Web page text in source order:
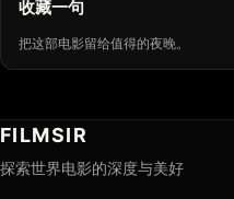
收藏一句
把这部电影留给值得的夜晚。
FILMSIR
探索世界电影的深度与美好